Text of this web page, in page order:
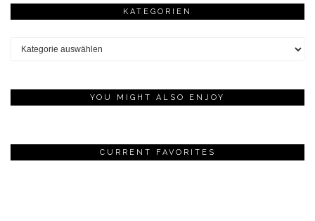
KATEGORIEN
YOU MIGHT ALSO ENJOY
CURRENT FAVORITES